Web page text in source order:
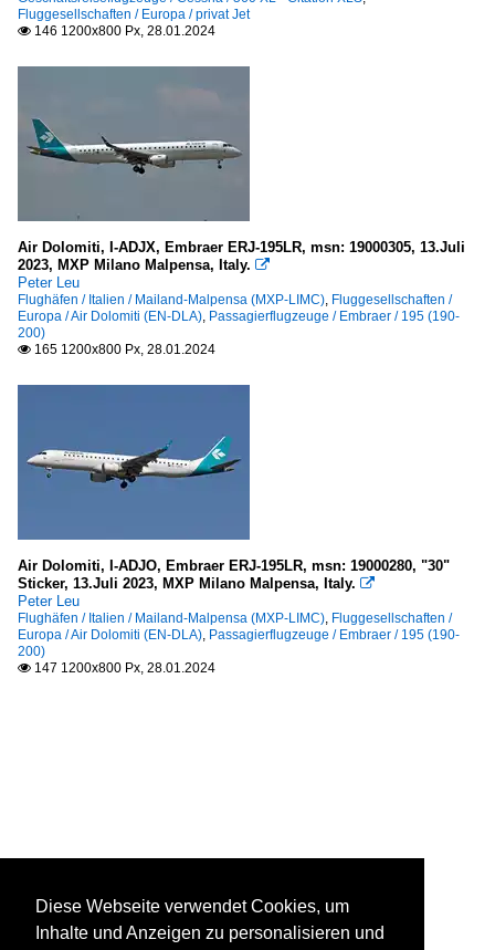
Fluggesellschaften / Europa / privat Jet
 146 1200x800 Px, 28.01.2024
Air Dolomiti, I-ADJX, Embraer ERJ-195LR, msn: 19000305, 13.Juli
2023, MXP Milano Malpensa, Italy. 
Peter Leu
Flughäfen / Italien / Mailand-Malpensa (MXP-LIMC), Fluggesellschaften /
Europa / Air Dolomiti (EN-DLA), Passagierflugzeuge / Embraer / 195 (190-
200)
 165 1200x800 Px, 28.01.2024
Air Dolomiti, I-ADJO, Embraer ERJ-195LR, msn: 19000280, "30"
Sticker, 13.Juli 2023, MXP Milano Malpensa, Italy. 
Peter Leu
Flughäfen / Italien / Mailand-Malpensa (MXP-LIMC), Fluggesellschaften /
Europa / Air Dolomiti (EN-DLA), Passagierflugzeuge / Embraer / 195 (190-
200)
 147 1200x800 Px, 28.01.2024
Diese Webseite verwendet Cookies, um
Inhalte und Anzeigen zu personalisieren und